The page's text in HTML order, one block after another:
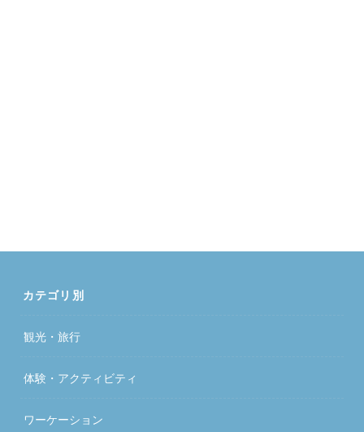
カテゴリ別
観光・旅行
体験・アクティビティ
ワーケーション